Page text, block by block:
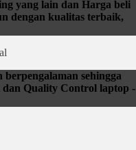
yang lain dan Harga beli
dengan kualitas terbaik,
sehingga
dan Quality Control laptop -